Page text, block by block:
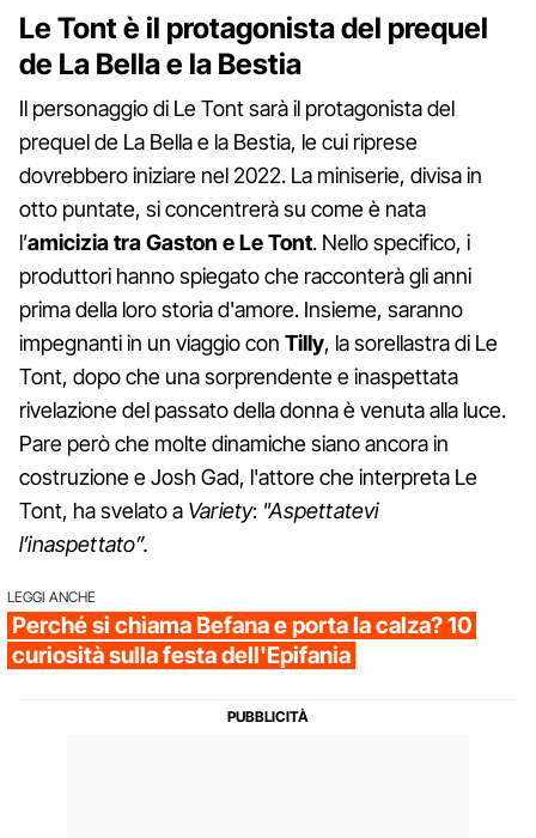
Le Tont è il protagonista del prequel
de La Bella e la Bestia
Il personaggio di Le Tont sarà il protagonista del
prequel de La Bella e la Bestia, le cui riprese
dovrebbero iniziare nel 2022. La miniserie, divisa in
otto puntate, si concentrerà su come è nata
l’amicizia tra Gaston e Le Tont. Nello specifico, i
produttori hanno spiegato che racconterà gli anni
prima della loro storia d'amore. Insieme, saranno
impegnanti in un viaggio con Tilly, la sorellastra di Le
Tont, dopo che una sorprendente e inaspettata
rivelazione del passato della donna è venuta alla luce.
Pare però che molte dinamiche siano ancora in
costruzione e Josh Gad, l'attore che interpreta Le
Tont, ha svelato a Variety: "Aspettatevi
l’inaspettato”.
LEGGI ANCHE
Perché si chiama Befana e porta la calza? 10
curiosità sulla festa dell'Epifania